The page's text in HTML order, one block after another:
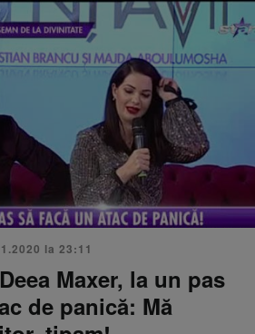
la 23:11
Maxer, la un pas
de panică: Mă